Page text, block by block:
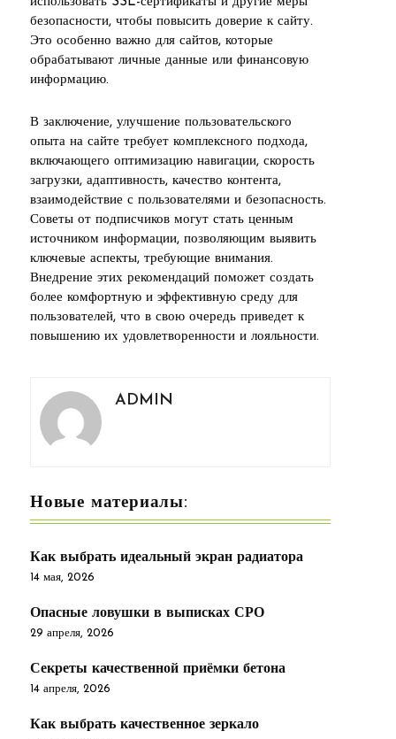
безопасности, чтобы повысить доверие к сайту.
Это особенно важно для сайтов, которые
обрабатывают личные данные или финансовую
информацию.
В заключение, улучшение пользовательского
опыта на сайте требует комплексного подхода,
включающего оптимизацию навигации, скорость
загрузки, адаптивность, качество контента,
взаимодействие с пользователями и безопасность.
Советы от подписчиков могут стать ценным
источником информации, позволяющим выявить
ключевые аспекты, требующие внимания.
Внедрение этих рекомендаций поможет создать
более комфортную и эффективную среду для
пользователей, что в свою очередь приведет к
повышению их удовлетворенности и лояльности.
ADMIN
Новые материалы:
Как выбрать идеальный экран радиатора
14 мая, 2026
Опасные ловушки в выписках СРО
29 апреля, 2026
Секреты качественной приёмки бетона
14 апреля, 2026
Как выбрать качественное зеркало